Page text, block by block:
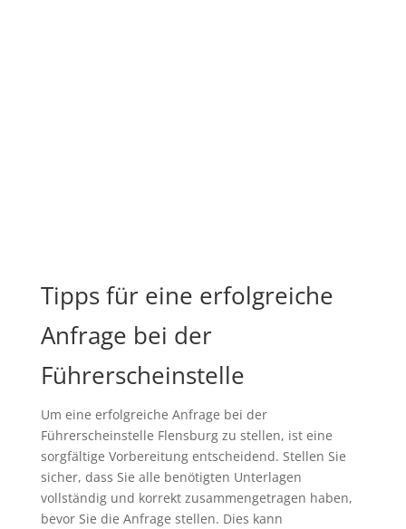
Tipps für eine erfolgreiche
Anfrage bei der
Führerscheinstelle
Um eine erfolgreiche Anfrage bei der
Führerscheinstelle Flensburg zu stellen, ist eine
sorgfältige Vorbereitung entscheidend. Stellen Sie
sicher, dass Sie alle benötigten Unterlagen
vollständig und korrekt zusammengetragen haben,
bevor Sie die Anfrage stellen. Dies kann